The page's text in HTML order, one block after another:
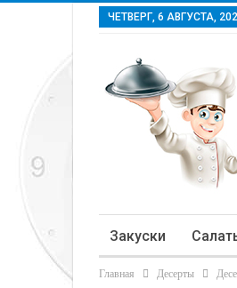
ЧЕТВЕРГ, 6 АВГУСТА,
Закуски
Статьи
Главная Десерты